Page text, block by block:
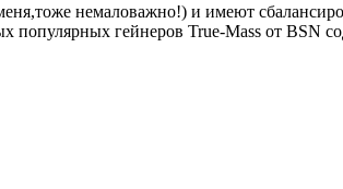
немаловажно!) и имеют
гейнеров True-Mass от BSN